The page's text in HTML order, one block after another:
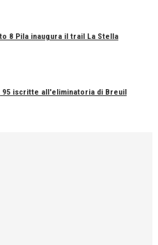
8 Pila inaugura il trail La Stella
95 iscritte all'eliminatoria di Breuil